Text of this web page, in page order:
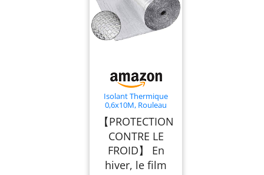
Isolant Thermique
0,6x10M, Rouleau
Bulles Double Face
4mm Résistant pour
Réflecteur de Chaleur
et de Froid, Idéal pour
Radiateur, Mur,
Voiture, Fenetre
【PROTECTION
CONTRE LE
FROID】 En
hiver, le film